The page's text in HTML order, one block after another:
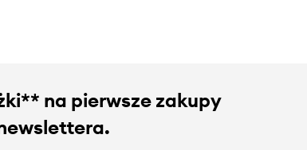
na pierwsze zakupy